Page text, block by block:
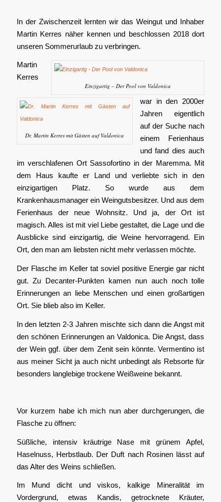
In der Zwischenzeit lernten wir das Weingut und Inhaber
Martin Kerres näher kennen und beschlossen 2018 dort
unseren Sommerurlaub zu verbringen.
Einzigartig – Der Pool von Valdonica
Dr. Martin Kerres mit Gästen auf Valdonica
Martin
Kerres
war in den 2000er
Jahren eigentlich
auf der Suche nach
einem Ferienhaus
und fand dies auch
im verschlafenen Ort Sassofortino in der Maremma. Mit
dem Haus kaufte er Land und verliebte sich in den
einzigartigen Platz. So wurde aus dem
Krankenhausmanager ein Weingutsbesitzer. Und aus dem
Ferienhaus der neue Wohnsitz. Und ja, der Ort ist
magisch. Alles ist mit viel Liebe gestaltet, die Lage und die
Ausblicke sind einzigartig, die Weine hervorragend. Ein
Ort, den man am liebsten nicht mehr verlassen möchte.
Der Flasche im Keller tat soviel positive Energie gar nicht
gut. Zu Decanter-Punkten kamen nun auch noch tolle
Erinnerungen an liebe Menschen und einen großartigen
Ort. Sie blieb also im Keller.
In den letzten 2-3 Jahren mischte sich dann die Angst mit
den schönen Erinnerungen an Valdonica. Die Angst, dass
der Wein ggf. über dem Zenit sein könnte. Vermentino ist
aus meiner Sicht ja auch nicht unbedingt als Rebsorte für
besonders langlebige trockene Weißweine bekannt.
Vor kurzem habe ich mich nun aber durchgerungen, die
Flasche zu öffnen:
Süßliche, intensiv kräutrige Nase mit grünem Apfel,
Haselnuss, Herbstlaub. Der Duft nach Rosinen lässt auf
das Alter des Weins schließen.
Im Mund dicht und viskos, kalkige Mineralität im
Vordergrund, etwas Kandis, getrocknete Kräuter,